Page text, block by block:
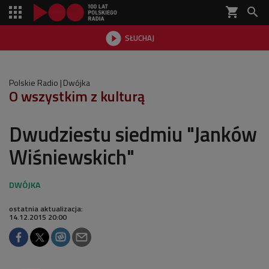
shopping_cart 
 SŁUCHAJ

Polskie Radio Dwójka
O wszystkim z kulturą
Dwudziestu siedmiu "Janków
Wiśniewskich"
ostatnia aktualizacja:
14.12.2015 20:00